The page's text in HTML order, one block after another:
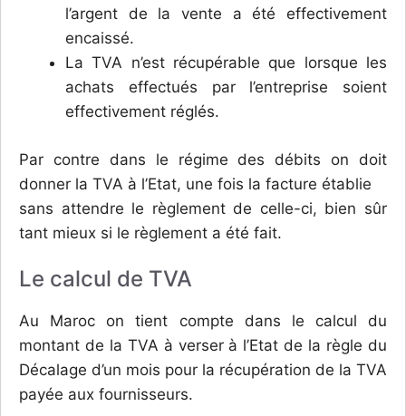
l’argent de la vente a été effectivement
encaissé.
La TVA n’est récupérable que lorsque les
achats effectués par l’entreprise soient
effectivement réglés.
Par contre dans le régime des débits on doit
donner la TVA à l’Etat, une fois la facture établie
sans attendre le règlement de celle-ci, bien sûr
tant mieux si le règlement a été fait.
Le calcul de TVA
Au Maroc on tient compte dans le calcul du
montant de la TVA à verser à l’Etat de la règle du
Décalage d’un mois pour la récupération de la TVA
payée aux fournisseurs.